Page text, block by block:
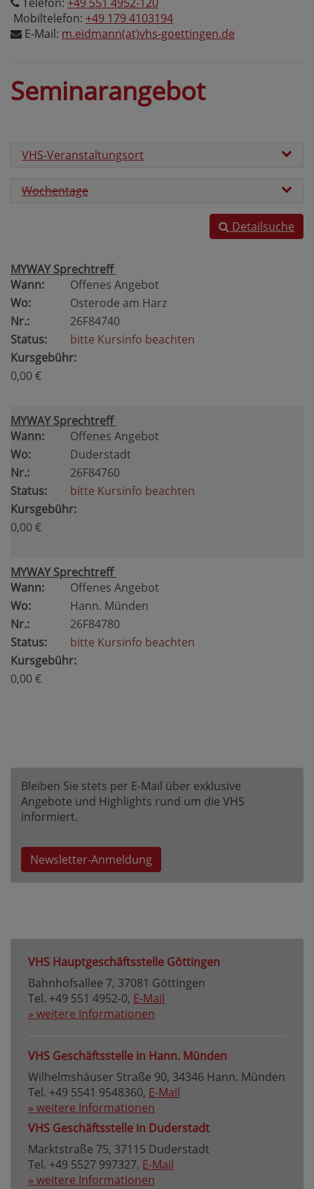
Mobiltelefon: +49 179 4103194
E-Mail: m.eidmann(at)vhs-goettingen.de
Seminarangebot
VHS-Veranstaltungsort
Wochentage
Detailsuche
MYWAY Sprechtreff
Wann:
Offenes Angebot
Wo:
Osterode am Harz
Nr.:
26F84740
Status:
bitte Kursinfo beachten
Kursgebühr:
0,00 €
MYWAY Sprechtreff
Wann:
Offenes Angebot
Wo:
Duderstadt
Nr.:
26F84760
Status:
bitte Kursinfo beachten
Kursgebühr:
0,00 €
MYWAY Sprechtreff
Wann:
Offenes Angebot
Wo:
Hann. Münden
Nr.:
26F84780
Status:
bitte Kursinfo beachten
Kursgebühr:
0,00 €
Bleiben Sie stets per E-Mail über exklusive
Angebote und Highlights rund um die VHS
informiert.
Newsletter-Anmeldung
VHS Hauptgeschäftsstelle Göttingen
Bahnhofsallee 7, 37081 Göttingen
Tel. +49 551 4952-0, E-Mail
» weitere Informationen
VHS Geschäftsstelle in Hann. Münden
Wilhelmshäuser Straße 90, 34346 Hann. Münden
Tel. +49 5541 9548360, E-Mail
» weitere Informationen
VHS Geschäftsstelle in Duderstadt
Marktstraße 75, 37115 Duderstadt
Tel. +49 5527 997327, E-Mail
» weitere Informationen